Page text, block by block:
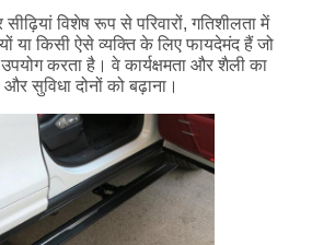
सीढ़ियां विशेष रूप से परिवारों, गतिशीलता में
या किसी ऐसे व्यक्ति के लिए फायदेमंद हैं जो
करता है। वे कार्यक्षमता और शैली का
सुविधा दोनों को बढ़ाना।